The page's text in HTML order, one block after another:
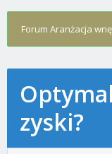
Forum Aranżacja
zyski?